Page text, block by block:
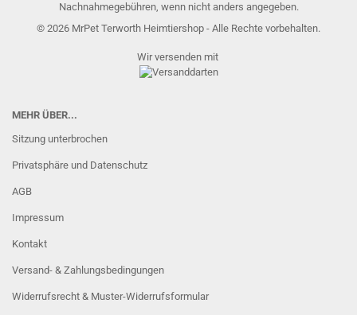
Nachnahmegebühren, wenn nicht anders angegeben.
© 2026 MrPet Terworth Heimtiershop - Alle Rechte vorbehalten.
Wir versenden mit
MEHR ÜBER...
Sitzung unterbrochen
Privatsphäre und Datenschutz
AGB
Impressum
Kontakt
Versand- & Zahlungsbedingungen
Widerrufsrecht & Muster-Widerrufsformular